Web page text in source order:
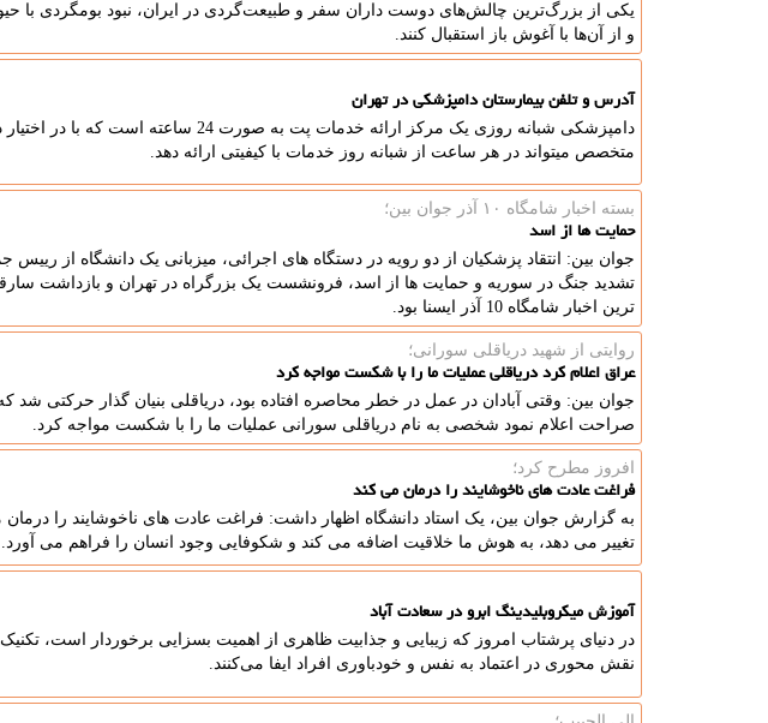
یکی از بزرگ‌ترین چالش‌های دوست داران سفر و طبیعت‌گردی در ایران، نبود بومگردی با
و از آن‌ها با آغوش باز استقبال کنند.
آدرس و تلفن بیمارستان دامپزشکی در تهران
دامپزشکی شبانه روزی یک مرکز ارائه خدمات پت به صورت 24
متخصص میتواند در هر ساعت از شبانه روز خدمات با کیفیتی ارائه دهد.
بسته اخبار شامگاه ۱۰ آذر جوان بین؛
حمایت ها از اسد
جوان بین: انتقاد پزشکیان از دو رویه در دستگاه های اجرائی، میزبانی یک دانشگاه از رییس
تشدید جنگ در سوریه و حمایت ها از اسد، فرونشست یک بزرگراه در تهران و بازداشت
ترین اخبار شامگاه 10 آذر ایسنا بود.
روایتی از شهید دریاقلی سورانی؛
عراق اعلام کرد دریاقلی عملیات ما را با شکست مواجه کرد
جوان بین: وقتی آبادان در عمل در خطر محاصره افتاده بود، دریاقلی بنیان گذار حرکتی شد
صراحت اعلام نمود شخصی به نام دریاقلی سورانی عملیات ما را با شکست مواجه کرد.
افروز مطرح كرد؛
فراغت عادت های ناخوشایند را درمان می کند
به گزارش جوان بین، یک استاد دانشگاه اظهار داشت: فراغت عادت های ناخوشایند را درمان
تغییر می دهد، به هوش ما خلاقیت اضافه می کند و شکوفایی وجود انسان را فراهم می آورد.
آموزش میکروبلیدینگ ابرو در سعادت آباد
در دنیای پرشتاب امروز که زیبایی و جذابیت ظاهری از اهمیت بسزایی برخوردار است،
نقش محوری در اعتماد به نفس و خودباوری افراد ایفا می‌کنند.